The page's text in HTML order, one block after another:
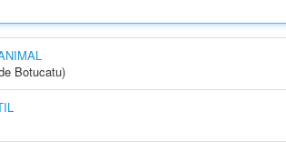
Botucatu)